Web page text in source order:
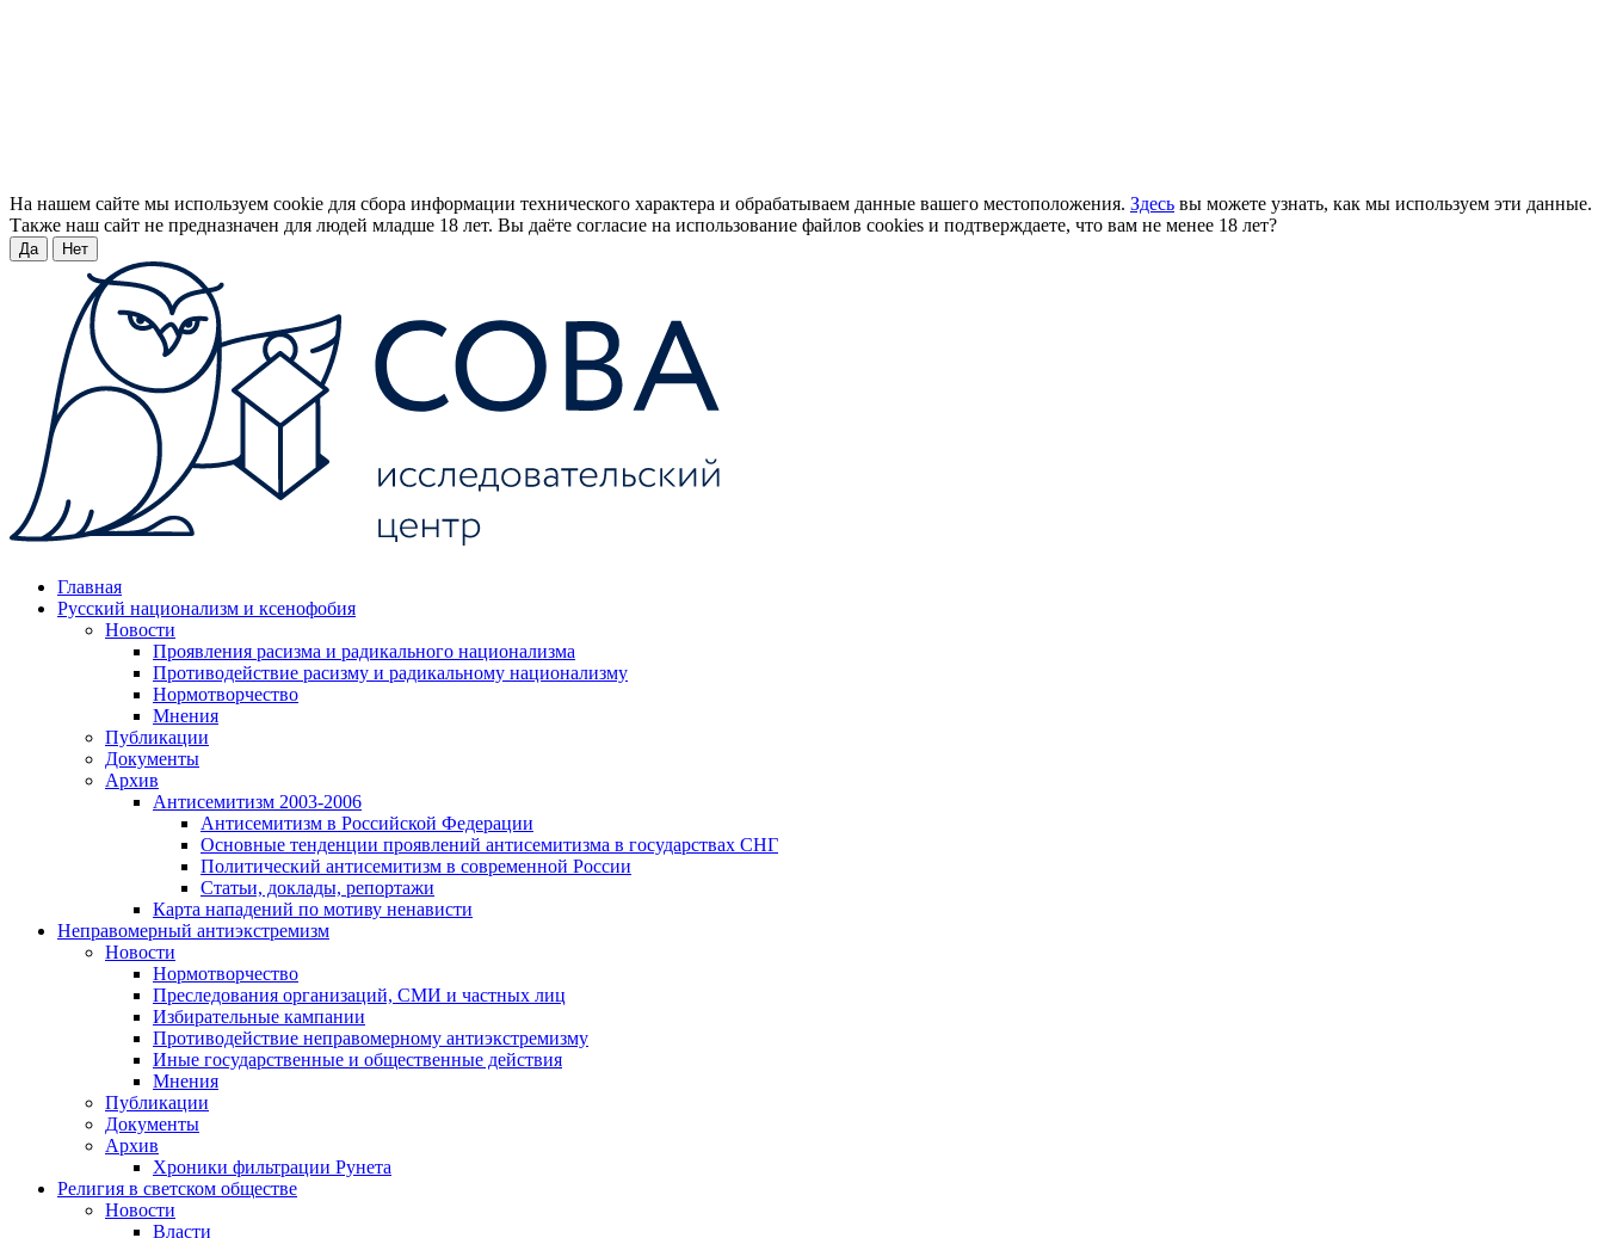
На нашем сайте мы используем cookie для сбора информации технического характера и обрабатываем данные вашего местоположения. Здесь вы можете узнать, как мы используем эти данные.
Также наш сайт не предназначен для людей младше 18 лет. Вы даёте согласие на использование файлов cookies и подтверждаете, что вам не менее 18 лет?
Да Нет
Главная
Русский национализм и ксенофобия
Новости
Проявления расизма и радикального национализма
Противодействие расизму и радикальному национализму
Нормотворчество
Мнения
Публикации
Документы
Архив
Антисемитизм 2003-2006
Антисемитизм в Российской Федерации
Основные тенденции проявлений антисемитизма в государствах СНГ
Политический антисемитизм в современной России
Статьи, доклады, репортажи
Карта нападений по мотиву ненависти
Неправомерный антиэкстремизм
Новости
Нормотворчество
Преследования организаций, СМИ и частных лиц
Избирательные кампании
Противодействие неправомерному антиэкстремизму
Иные государственные и общественные действия
Мнения
Публикации
Документы
Архив
Хроники фильтрации Рунета
Религия в светском обществе
Новости
Власти